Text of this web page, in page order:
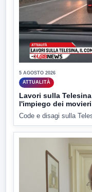
5 AGOSTO 2026
ATTUALITÀ
Lavori sulla
l'impiego dei movieri
Code e disagi sulla